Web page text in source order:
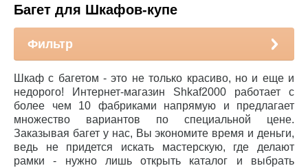
Багет для Шкафов-купе
Фильтр
Шкаф с багетом - это не только красиво, но и еще и
недорого! Интернет-магазин Shkaf2000 работает с
более чем 10 фабриками напрямую и предлагает
множество вариантов по специальной цене.
Заказывая багет у нас, Вы экономите время и деньги,
ведь не придется искать мастерскую, где делают
рамки - нужно лишь открыть каталог и выбрать